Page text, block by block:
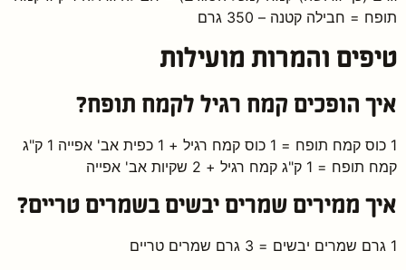
תופח = חבילה קטנה – 350 גרם
טיפים והמרות מועילות
איך הופכים קמח רגיל לקמח תופח?
1 כוס קמח תופח = 1 כוס קמח רגיל + 1 כפית אב' אפייה 1 ק"ג
קמח תופח = 1 ק"ג קמח רגיל + 2 שקיות אב' אפייה
איך ממירים שמרים יבשים בשמרים טריים?
1 גרם שמרים יבשים = 3 גרם שמרים טריים